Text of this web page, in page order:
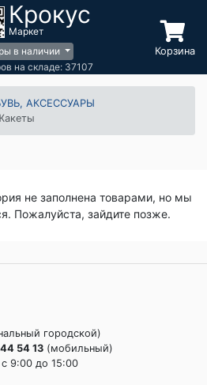
Крокус
Маркет
в наличии
на складе: 37107
Корзина
АКСЕССУАРЫ
не заполнена товарами, но мы
Пожалуйста, зайдите позже.
городской)
54 13 (мобильный)
c 9:00 до 15:00